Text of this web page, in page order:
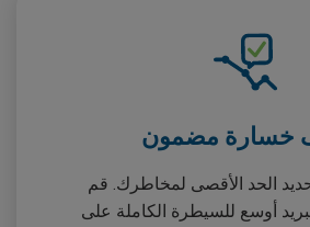
خسارة مضمون
تحديد الحد الأقصى لمخاطرك. قم
أوسع للسيطرة الكاملة على